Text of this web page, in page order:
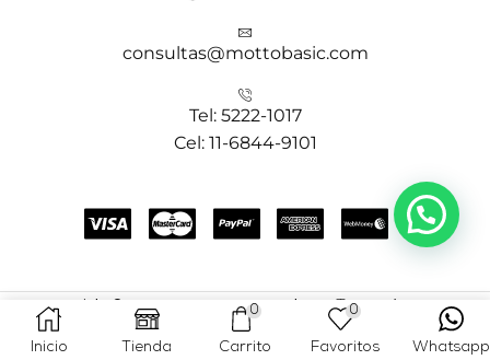
consultas@mottobasic.com
Tel: 5222-1017
Cel: 11-6844-9101
Copyright © 2025 MOTTO BASIC- Creado porTeems Agency
Inicio Tienda
0
Carrito
0
Favoritos Whatsapp